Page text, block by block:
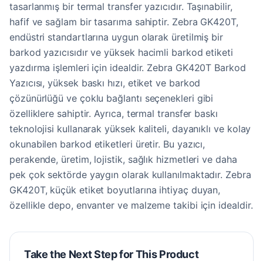
tasarlanmış bir termal transfer yazıcıdır. Taşınabilir,
hafif ve sağlam bir tasarıma sahiptir. Zebra GK420T,
endüstri standartlarına uygun olarak üretilmiş bir
barkod yazıcısıdır ve yüksek hacimli barkod etiketi
yazdırma işlemleri için idealdir. Zebra GK420T Barkod
Yazıcısı, yüksek baskı hızı, etiket ve barkod
çözünürlüğü ve çoklu bağlantı seçenekleri gibi
özelliklere sahiptir. Ayrıca, termal transfer baskı
teknolojisi kullanarak yüksek kaliteli, dayanıklı ve kolay
okunabilen barkod etiketleri üretir. Bu yazıcı,
perakende, üretim, lojistik, sağlık hizmetleri ve daha
pek çok sektörde yaygın olarak kullanılmaktadır. Zebra
GK420T, küçük etiket boyutlarına ihtiyaç duyan,
özellikle depo, envanter ve malzeme takibi için idealdir.
Take the Next Step for This Product